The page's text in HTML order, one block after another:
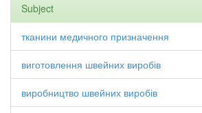
Subject
тканини медичного призначення
виготовлення швейних виробів
виробництво швейних виробів